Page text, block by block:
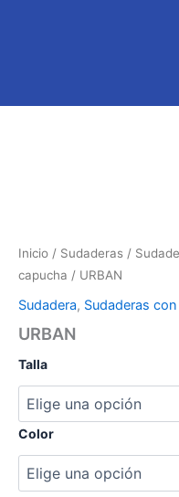
Inicio / Sudaderas /
capucha / URBAN
Sudadera, Sudaderas
URBAN
Talla
Color